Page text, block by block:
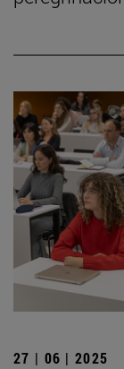
27 | 06 | 2025